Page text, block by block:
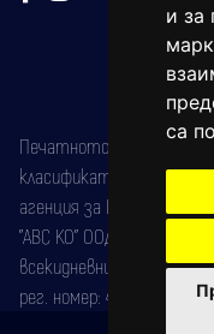
и за
са
Печатното издание на
класификатор на
агенция за ISSN) под
"АВС КО" ООД е
всекидневник на
рег. номер: 47857/